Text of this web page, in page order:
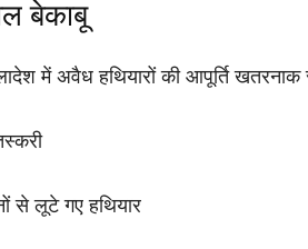
बेकाबू
में अवैध हथियारों की आपूर्ति
से लूटे गए हथियार